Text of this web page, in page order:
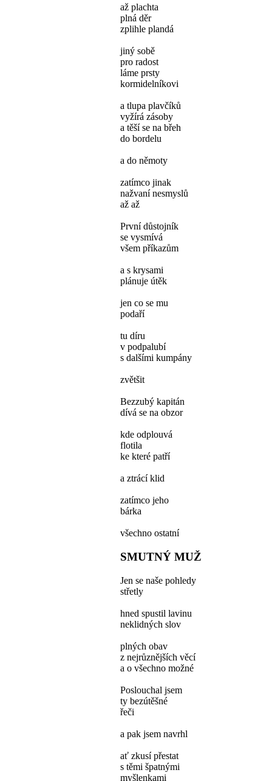
až plachta
plná děr
zplihle plandá
jiný sobě
pro radost
láme prsty
kormidelníkovi
a tlupa plavčíků
vyžírá zásoby
a těší se na břeh
do bordelu
a do němoty
zatímco jinak
nažvaní nesmyslů
až až
První důstojník
se vysmívá
všem příkazům
a s krysami
plánuje útěk
jen co se mu
podaří
tu díru
v podpalubí
s dalšími kumpány
zvětšit
Bezzubý kapitán
dívá se na obzor
kde odplouvá
flotila
ke které patří
a ztrácí klid
zatímco jeho
bárka
všechno ostatní
SMUTNÝ MUŽ
Jen se naše pohledy
střetly
hned spustil lavinu
neklidných slov
plných obav
z nejrůznějších věcí
a o všechno možné
Poslouchal jsem
ty bezútěšné
řeči
a pak jsem navrhl
ať zkusí přestat
s těmi špatnými
myšlenkami